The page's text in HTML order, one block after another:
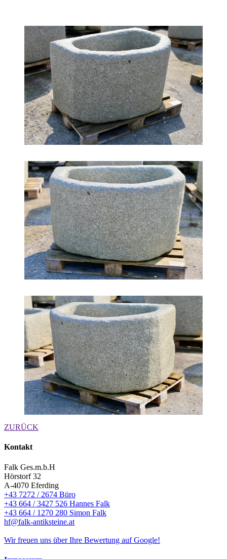
ZURÜCK
Kontakt
Falk Ges.m.b.H
Hörstorf 32
A-4070 Eferding
+43 7272 / 2674 Büro
+43 664 / 3427 526 Hannes Falk
+43 664 / 1270 280 Simon Falk
hf@falk-antiksteine.at
Wir freuen uns über Ihre Bewertung auf Google!